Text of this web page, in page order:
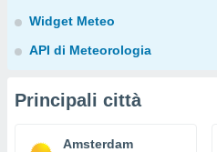
Widget Meteo
API di Meteorologia
Principali città
Amsterdam